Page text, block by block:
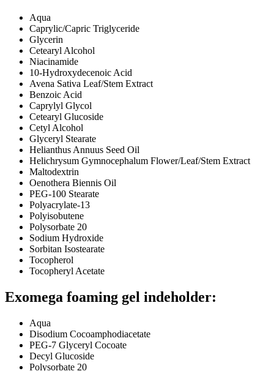
Aqua
Caprylic/Capric Triglyceride
Glycerin
Cetearyl Alcohol
Niacinamide
10-Hydroxydecenoic Acid
Avena Sativa Leaf/Stem Extract
Benzoic Acid
Caprylyl Glycol
Cetearyl Glucoside
Cetyl Alcohol
Glyceryl Stearate
Helianthus Annuus Seed Oil
Helichrysum Gymnocephalum Flower/Leaf/Stem Extract
Maltodextrin
Oenothera Biennis Oil
PEG-100 Stearate
Polyacrylate-13
Polyisobutene
Polysorbate 20
Sodium Hydroxide
Sorbitan Isostearate
Tocopherol
Tocopheryl Acetate
Exomega foaming gel indeholder:
Aqua
Disodium Cocoamphodiacetate
PEG-7 Glyceryl Cocoate
Decyl Glucoside
Polysorbate 20